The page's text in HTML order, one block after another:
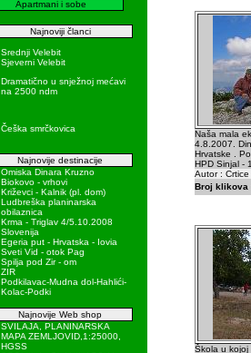
Apartmani i sobe
Najnoviji članci
Srednji Velebit
Sjeverni Velebit
Dramatično u snježnoj mećavi
na 2500 ndm
Češka smrčkovica
Najnovije destinacije
Omiska Dinara Kruzno
Biokovo - vrhovi
Križevci - Kalnik (pl. dom)
Ludbreška planinarska
obilaznica
Krma - Triglav 4/5.10.2008
Slovenija
Egeria put - Hrvatska - Iovia
Sveti Vid - otok Pag
Spilja pod Zir - om
ZIR
Podkilavac-Mudna dol-Hahlići-
Kolac-Podki
Najnovije Web shop
SVILAJA, PLANINARSKA
MAPA ZEMLJOVID,1:25000,
HGSS
Naša mala
4.8.2007.
Hrvatske .
HPD Sinjal -
Autor : Crtice
Broj klikova
Škola u kojoj